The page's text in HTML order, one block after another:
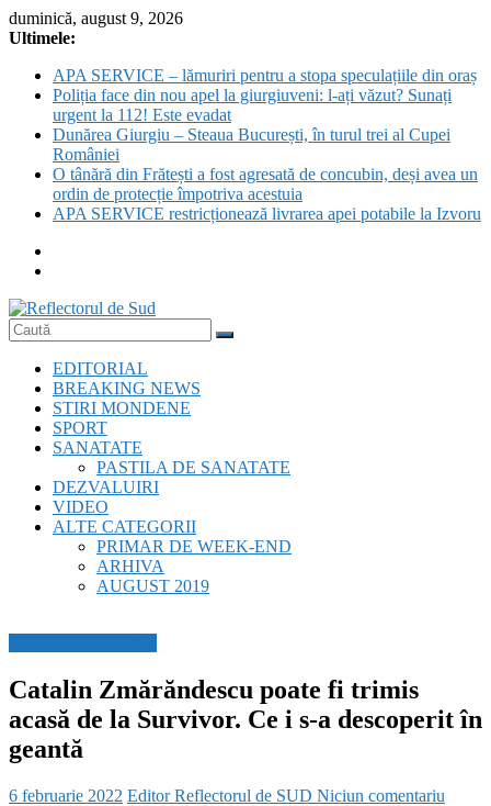
Skip
to
duminică, august 9, 2026
Ultimele:
APA SERVICE – lămuriri pentru a stopa speculațiile din oraș
Poliția face din nou apel la giurgiuveni: l-ați văzut? Sunați
urgent la 112! Este evadat
Dunărea Giurgiu – Steaua București, în turul trei al Cupei
României
O tânără din Frătești a fost agresată de concubin, deși avea un
ordin de protecție împotriva acestuia
APA SERVICE restricționează livrarea apei potabile la Izvoru
Reflectorul
Sud
EDITORIAL
BREAKING NEWS
STIRI MONDENE
SPORT
SANATATE
PASTILA DE SANATATE
DEZVALUIRI
VIDEO
ALTE CATEGORII
PRIMAR DE WEEK-END
ARHIVA
AUGUST 2019
Catalin Zmărăndescu poate fi trimis
acasă de la Survivor. Ce i s-a descoperit în
geantă
6 februarie 2022 Editor Reflectorul de SUD Niciun comentariu